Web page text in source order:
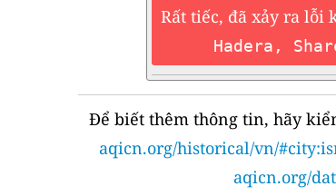
Rất tiếc, đã xảy ra
Hadera,
Để biết thêm thông tin, hãy
aqicn.org/historical/vn/
aqicn.org/